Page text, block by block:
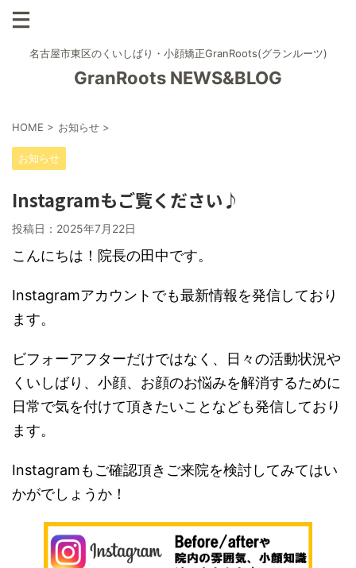
名古屋市東区のくいしばり・小顔矯正GranRoots(グランルーツ)
GranRoots NEWS&BLOG
HOME > お知らせ >
お知らせ
Instagramもご覧ください♪
投稿日： 2025年7月22日
こんにちは！院長の田中です。
Instagramアカウントでも最新情報を発信しており
ます。
ビフォーアフターだけではなく、日々の活動状況や
くいしばり、小顔、お顔のお悩みを解消するために
日常で気を付けて頂きたいことなども発信しており
ます。
Instagramもご確認頂きご来院を検討してみてはい
かがでしょうか！